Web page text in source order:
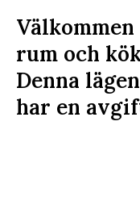
rum och
Denna
har en